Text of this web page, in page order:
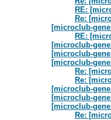
RE:
Re:
[microclub-
RE:
[microclub-
[microclub-
[microclub-
Re:
Re:
[microclub-
[microclub-
[microclub-
Re: